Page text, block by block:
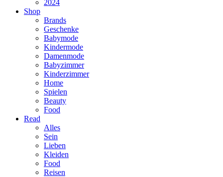
2024
Shop
Brands
Geschenke
Babymode
Kindermode
Damenmode
Babyzimmer
Kinderzimmer
Home
Spielen
Beauty
Food
Read
Alles
Sein
Lieben
Kleiden
Food
Reisen